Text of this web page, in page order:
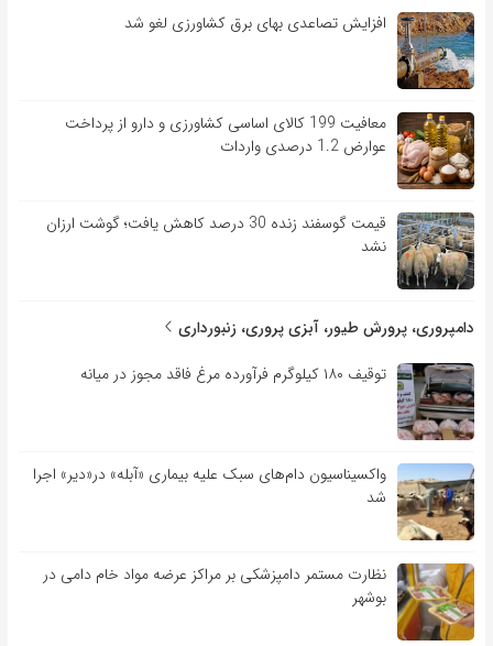
افزایش تصاعدی بهای برق کشاورزی لغو شد
معافیت 199 کالای اساسی کشاورزی و دارو از پرداخت
عوارض 1.2 درصدی واردات
قیمت گوسفند زنده 30 درصد کاهش یافت؛ گوشت ارزان
نشد
دامپروری، پرورش طیور، آبزی پروری، زنبورداری
توقیف ۱۸۰ کیلوگرم فرآورده مرغ فاقد مجوز در میانه
واکسیناسیون دام‌های سبک علیه بیماری «آبله» در«دیر» اجرا
شد
نظارت مستمر دامپزشکی بر مراکز عرضه مواد خام دامی در
بوشهر